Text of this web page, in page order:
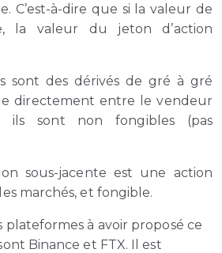
C’est-à-dire que si la valeur de
la valeur du jeton d’action
sont des dérivés de gré à gré
directement entre le vendeur
ils sont non fongibles (pas
sous-jacente est une action
marchés, et fongible.
plateformes à avoir proposé ce
Binance et FTX. Il est